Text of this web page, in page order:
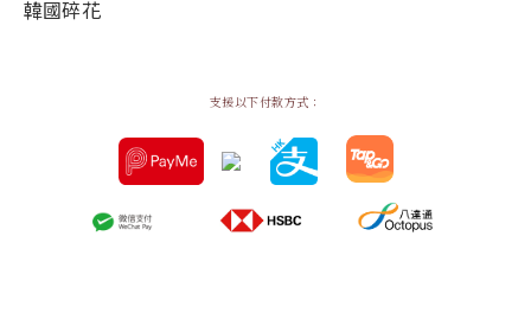
支援以下付款方式：